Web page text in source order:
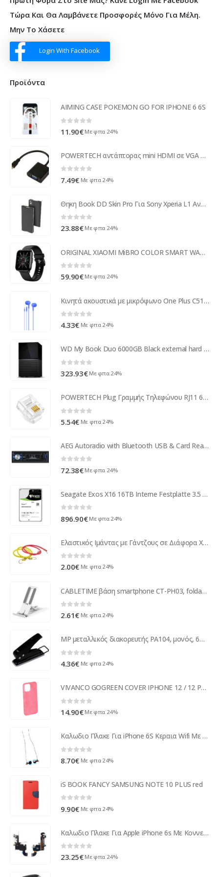
Τώρα Και Θα Λαμβάνετε Προσφορές Μόνο Για Μέλη.
Μην Το Χάσετε
Login With Facebook
Προϊόντα
AIMING CASE POKEMON GO FOR IPHONE 6 6S
11.90€ Με φπα 24%
POWERTECH αντάπτορας mini HDMI σε VGA CAB-H031, 0.20m, μαύρος
7.49€ Με φπα 24%
Θηκη Book DD Skin Pro Για Sony Xperia L1 Ανθρακί
0 out of 5
23.88€ Με φπα 24%
ORIGINAL XIAOMI MiBRO COLOR SMART WATCH black
0 out of 5
59.90€ Με φπα 24%
Κινητά ακουστικά με μικρόφωνο One Plus C5146, Διαφορετικά χρώματα - 20437
0out of 5
4.33€ Με φπα 24%
WD My Book Duo 6000GB Black external hard drive WDBFBE0060JBK-EESN
0 out of 5
323.93€ Με φπα 24%
POWERTECH Plug Γραμμής Τηλεφώνου RJ11 6p4c, 100τεμ
5.54€ Με φπα 24%
AEG Autoradio with Bluetooth USB & Card Reader AR 4030 (black)
72.38€ Με φπα 24%
Seagate Exos X16 16TB Interne Festplatte 3.5 ST16000NM002G
896.90€ Με φπα 24%
Ελαστικός Ιμάντας με Γάντζους σε Διάφορα Χρώματα (2ΤΜΧ)
0 out of 5
2.00€ Με φπα 24%
CABLETIME βάση smartphone CT-PH03, foldable, λευκή
0 out of 5
2.61€ Με φπα 24%
MP μεταλλικός διακορευτής PA104, μονός, 6mm, 2x9cm, μαύρος
0out of 5
4.36€ Με φπα 24%
VIVANCO GOGREEN COVER IPHONE 12 / 12 PRO berry backcover
14.90€ Με φπα 24%
Καλωδιο Πλακε Για iPhone 6S Κεραια Wifi Με Καλωδιο Σηματος OR
8.70€ Με φπα 24%
iS BOOK FANCY SAMSUNG NOTE 10 PLUS red
9.90€ Με φπα 24%
Καλωδιο Πλακε Για Apple iPhone 6s Με Κοννεκτορα Φορτισης, AV Ακουστικων, Μικροφωνο Χρυσο OR
0 out of 5
23.25€ Με φπα 24%